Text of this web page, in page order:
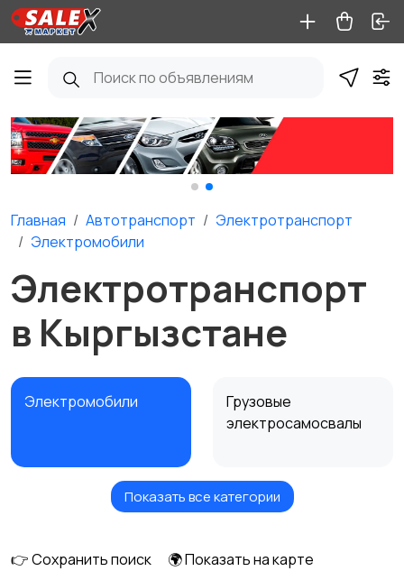
Главная Автотранспорт
Электротранспорт
Электромобили
Электротранспорт
в Кыргызстане
Электромобили
Грузовые
электросамосвалы
Электротележки
Электрические
Показать все категории
👉 Сохранить поиск
🌍 Показать на карте